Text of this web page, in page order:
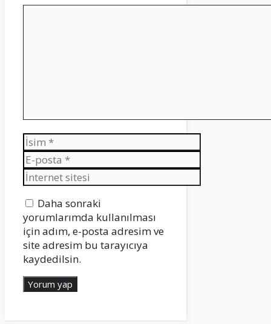
İsim
E-
posta
İnternet
sitesi
Daha sonraki
yorumlarımda kullanılması
için adım, e-posta adresim ve
site adresim bu tarayıcıya
kaydedilsin.